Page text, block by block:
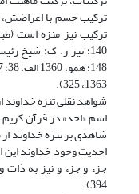
ترکیب جسم با
1363، 325).
شواهد نقلی تنزه
شاهدی بر تنزه خداوند
احدیت وجود خداوند
394).